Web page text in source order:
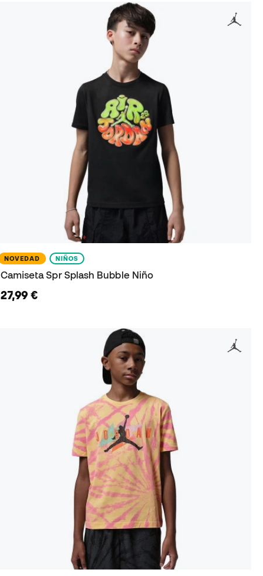
NOVEDAD NIÑOS
Camiseta Spr Splash Bubble Niño
27,99 €